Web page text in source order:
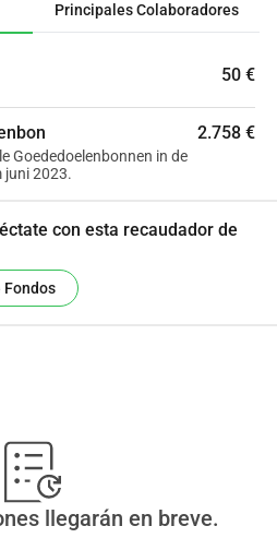
Principales Colaboradores
50 €
2.758 €
Goededoelenbonnen in de
juni 2023.
con esta recaudador de
Fondos
llegarán en breve.